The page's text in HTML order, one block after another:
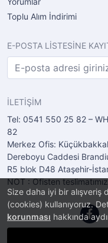
Size daha iyi bir alışveriş
(cookies) kullanıyoruz.
korunması hakkında
Toplu Alım İndirimi
E-POSTA LİSTESİNE
İLETİŞİM
Tel: 0541 550 25 82 –
82
Merkez Ofis:
Dereboyu Caddesi
R5 blok D48 Ataşehir-
NOT : Ofisten